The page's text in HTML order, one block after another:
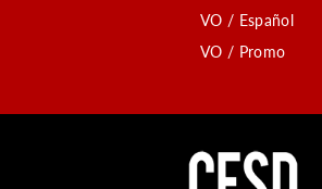
VO / Español
VO / Promo